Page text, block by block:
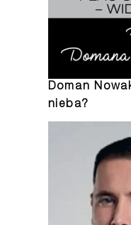
Doman
nieba?